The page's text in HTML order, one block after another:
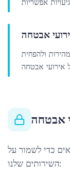
אבטחה
ולהפחית
אבטחה
כדי לשמור על
השירותים שלנו: